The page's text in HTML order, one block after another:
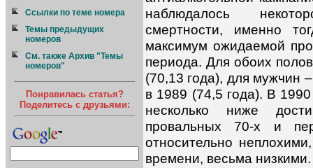
Ссылки по теме номера
Темы предыдущих
номеров
См. также Архив "Темы
номеров"
Понравилась статья?
Поделитесь с друзьями:
наблюдалось
смертности, именно
максимум ожидаемой
периода. Для обоих
(70,13 года), для мужчин
в 1989 (74,5 года). В
несколько ниже
провальных 70-х и
относительно
времени, весьма низкими.